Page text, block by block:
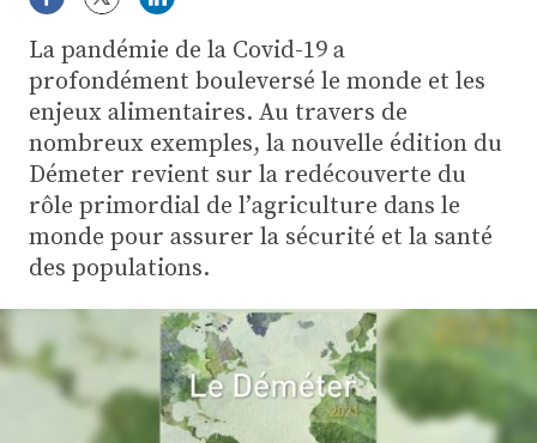
La technique ITB
Pommes de terre
Guides pratiques
Chasse
Plus
La pandémie de la Covid-19 a
profondément bouleversé le monde et les
enjeux alimentaires. Au travers de
nombreux exemples, la nouvelle édition du
Démeter revient sur la redécouverte du
rôle primordial de l’agriculture dans le
monde pour assurer la sécurité et la santé
des populations.